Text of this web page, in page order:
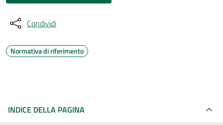
Condividi
Normativa di riferimento
INDICE DELLA PAGINA